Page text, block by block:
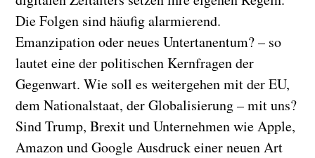
Die Folgen sind häufig alarmierend.
Emanzipation oder neues Untertanentum? – so
lautet eine der politischen Kernfragen der
Gegenwart. Wie soll es weitergehen mit der EU,
dem Nationalstaat, der Globalisierung – mit uns?
Sind Trump, Brexit und Unternehmen wie Apple,
Amazon und Google Ausdruck einer neuen Art